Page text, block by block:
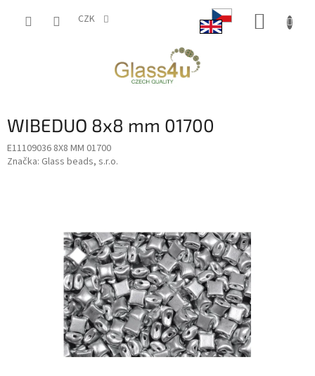
CZK
WIBEDUO 8x8 mm 01700
E11109036 8X8 MM 01700
Značka: Glass beads, s.r.o.